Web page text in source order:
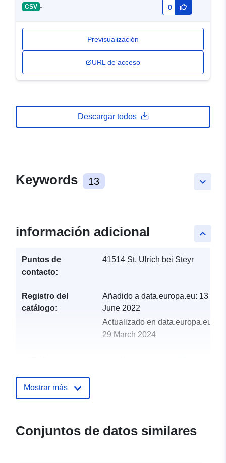
CSV - 0
Previsualización
URL de acceso
Descargar todos
keyboard_arrow_down
Keywords 13
keyboard_arrow_up
información adicional
Puntos de
contacto:
41514 St. Ulrich bei Steyr
Registro del
catálogo:
Añadido a data.europa.eu: 13
June 2022
Actualizado en data.europa.eu:
29 March 2024
Mostrar más
Conjuntos de datos similares